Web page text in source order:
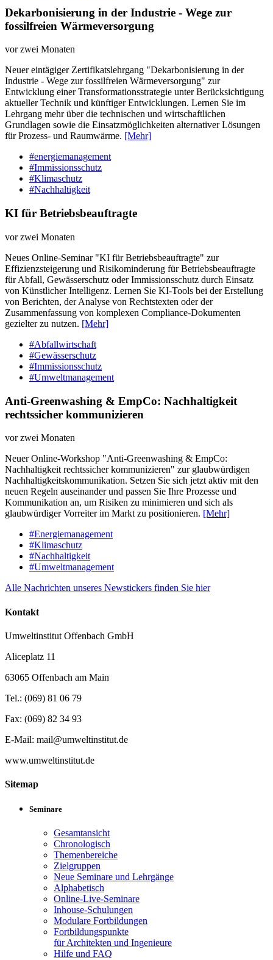
Dekarbonisierung in der Industrie - Wege zur
fossilfreien Wärmeversorgung
vor zwei Monaten
Neuer eintägiger Zertifikatslehrgang "Dekarbonisierung in der
Industrie - Wege zur fossilfreien Wärmeversorgung" zur
Entwicklung einer Transformationsstrategie unter Berücksichtigung
aktueller Technik und künftiger Entwicklungen. Lernen Sie im
Lehrgang mehr über die technischen und wirtschaftlichen
Grundlagen sowie die Einsatzmöglichkeiten alternativer Lösungen
für Prozess- und Raumwärme. [Mehr]
#energiemanagement
#Immissionsschutz
#Klimaschutz
#Nachhaltigkeit
KI für Betriebsbeauftragte
vor zwei Monaten
Neues Online-Seminar "KI für Betriebsbeauftragte" zur
Effizienzsteigerung und Risikominderung für Betriebsbeauftragte
für Abfall, Gewässerschutz oder Immissionsschutz durch Einsatz
von Künstlicher Intelligenz. Lernen Sie KI-Tools bei der Erstellung
von Berichten, der Analyse von Rechtstexten oder der
Zusammenfassung von komplexen Compliance-Dokumenten
gezielter zu nutzen. [Mehr]
#Abfallwirtschaft
#Gewässerschutz
#Immissionsschutz
#Umweltmanagement
Anti-Greenwashing & EmpCo: Nachhaltigkeit
rechtssicher kommunizieren
vor zwei Monaten
Neuer Online-Workshop "Anti-Greenwashing & EmpCo:
Nachhaltigkeit rechtssicher kommunizieren" zur glaubwürdigen
Nachhaltigkeitskommunikation. Setzen Sie sich jetzt aktiv mit den
neuen Regeln auseinander und passen Sie Ihre Prozesse und
Kommunikation an, um Risiken zu minimieren und sich als
glaubwürdiger Vorreiter im Markt zu positionieren. [Mehr]
#Energiemanagement
#Klimaschutz
#Nachhaltigkeit
#Umweltmanagement
Alle Nachrichten unseres Newstickers finden Sie hier
Kontakt
Umweltinstitut Offenbach GmbH
Aliceplatz 11
63065 Offenbach am Main
Tel.: (069) 81 06 79
Fax: (069) 82 34 93
E-Mail: mail@umweltinstitut.de
www.umweltinstitut.de
Sitemap
Seminare
Gesamtansicht
Chronologisch
Themenbereiche
Zielgruppen
Neue Seminare und Lehrgänge
Alphabetisch
Online-Live-Seminare
Inhouse-Schulungen
Modulare Fortbildungen
Fortbildungspunkte
für Architekten und Ingenieure
Hilfe und FAQ